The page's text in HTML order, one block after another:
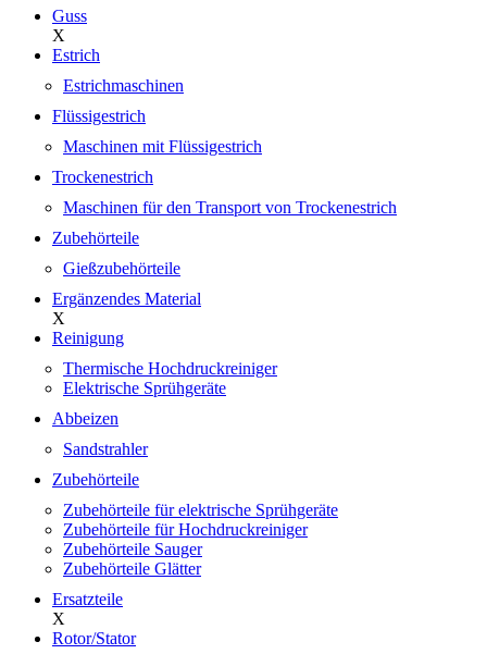
Guss
X
Estrich
Estrichmaschinen
Flüssigestrich
Maschinen mit Flüssigestrich
Trockenestrich
Maschinen für den Transport von Trockenestrich
Zubehörteile
Gießzubehörteile
Ergänzendes Material
X
Reinigung
Thermische Hochdruckreiniger
Elektrische Sprühgeräte
Abbeizen
Sandstrahler
Zubehörteile
Zubehörteile für elektrische Sprühgeräte
Zubehörteile für Hochdruckreiniger
Zubehörteile Sauger
Zubehörteile Glätter
Ersatzteile
X
Rotor/Stator